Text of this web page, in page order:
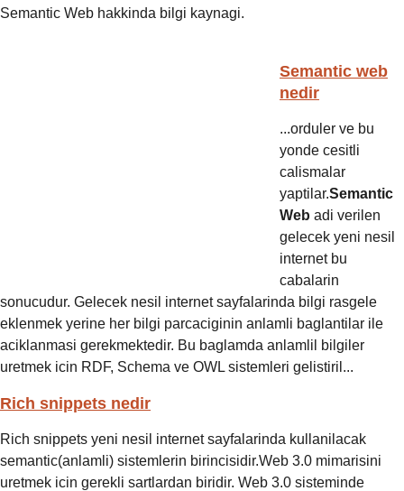
Semantic Web hakkinda bilgi kaynagi.
Semantic web
nedir
...orduler ve bu
yonde cesitli
calismalar
yaptilar.Semantic
Web adi verilen
gelecek yeni nesil
internet bu
cabalarin
sonucudur. Gelecek nesil internet sayfalarinda bilgi rasgele
eklenmek yerine her bilgi parcaciginin anlamli baglantilar ile
aciklanmasi gerekmektedir. Bu baglamda anlamlil bilgiler
uretmek icin RDF, Schema ve OWL sistemleri gelistiril...
Rich snippets nedir
Rich snippets yeni nesil internet sayfalarinda kullanilacak
semantic(anlamli) sistemlerin birincisidir.Web 3.0 mimarisini
uretmek icin gerekli sartlardan biridir. Web 3.0 sisteminde